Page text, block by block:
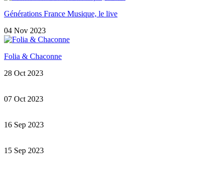
Générations France Musique, le live
04 Nov 2023
Folia & Chaconne
28 Oct 2023
07 Oct 2023
16 Sep 2023
15 Sep 2023